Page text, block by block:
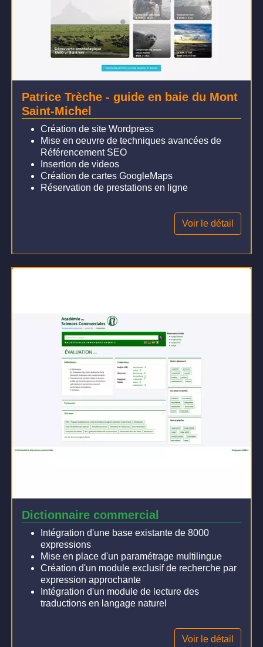
Patrice Trèche - guide en baie du Mont
Saint-Michel
Création de site Wordpress
Mise en oeuvre de techniques avancées de
Référencement SEO
Insertion de videos
Création de cartes GoogleMaps
Réservation de prestations en ligne
Voir le détail
Dictionnaire commercial
Intégration d'une base existante de 8000
expressions
Mise en place d'un paramétrage multilingue
Création d'un module exclusif de recherche par
expression approchante
Intégration d'un module de lecture des
traductions en langage naturel
Voir le détail